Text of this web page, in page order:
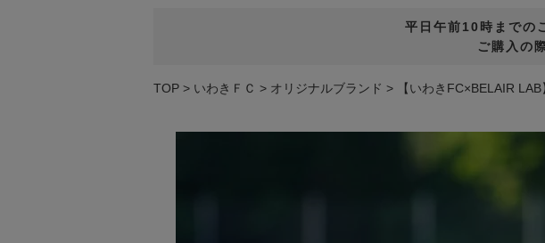
平日午前10時までの
ご購入の
TOP いわきＦＣ オリジナルブランド 【いわきFC×BELAIR